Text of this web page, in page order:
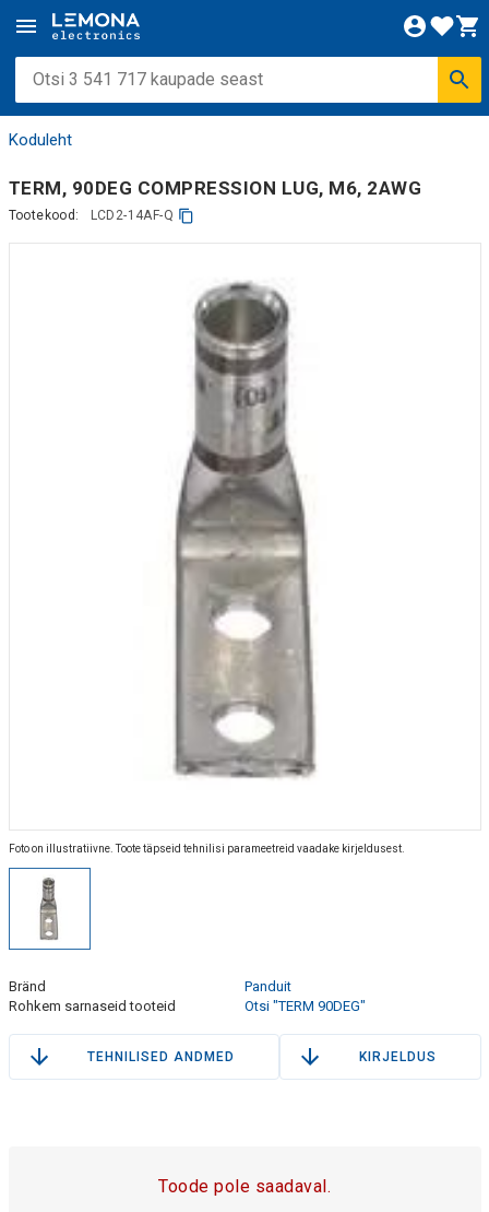
Koduleht
TERM, 90DEG COMPRESSION LUG, M6, 2AWG
Tootekood: LCD2-14AF-Q
Foto on illustratiivne. Toote täpseid tehnilisi parameetreid vaadake kirjeldusest.
Bränd
Panduit
Rohkem sarnaseid tooteid
Otsi "TERM 90DEG"
TEHNILISED ANDMED KIRJELDUS
Toode pole saadaval.